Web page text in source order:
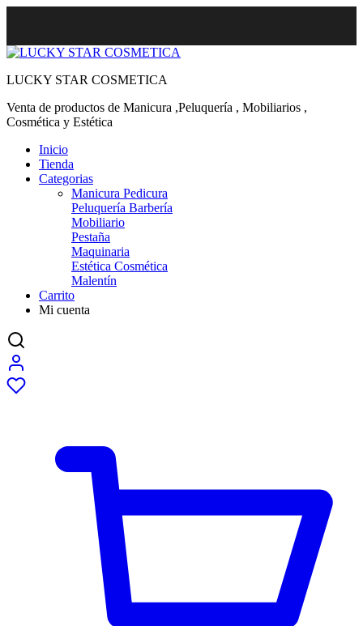
LUCKY STAR COSMETICA
Venta de productos de Manicura ,Peluquería , Mobiliarios ,
Cosmética y Estética
Inicio
Tienda
Categorias
Manicura Pedicura
Peluquería Barbería
Mobiliario
Pestaña
Maquinaria
Estética Cosmética
Malentín
Carrito
Mi cuenta